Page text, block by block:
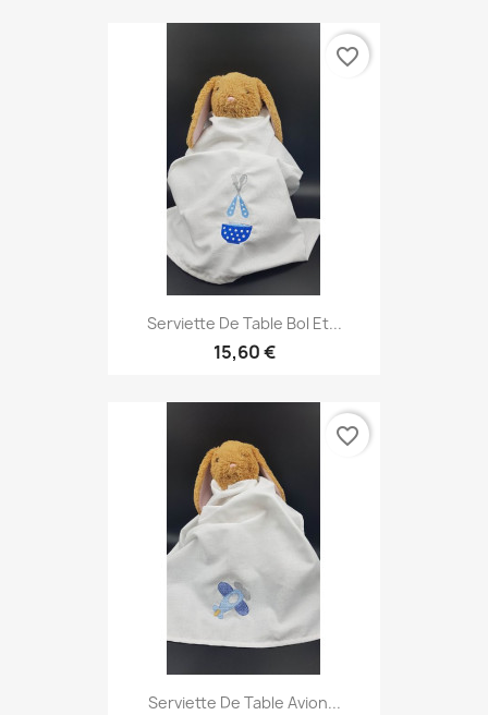
Serviette De Table Bol Et...
15,60 €
favorite_border
Serviette De Table Avion...
favorite_border